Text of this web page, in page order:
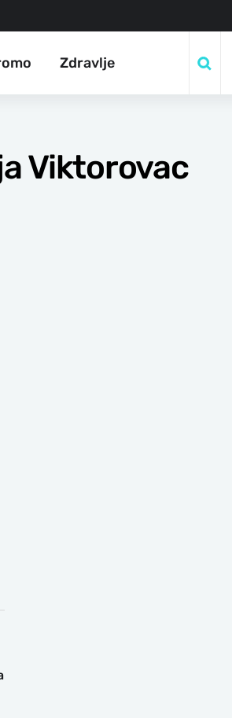
Zdravlje
Viktorovac